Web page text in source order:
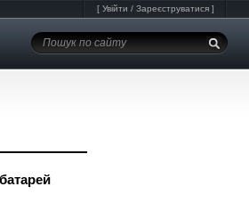
[ Увійти / Зареєструватися ]